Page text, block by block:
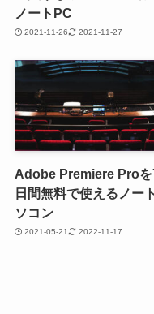
ノートPC
2021-11-26 2021-11-27
Adobe Premiere Pro
日間無料で使えるノー
ソコン
2021-05-21 2022-11-17